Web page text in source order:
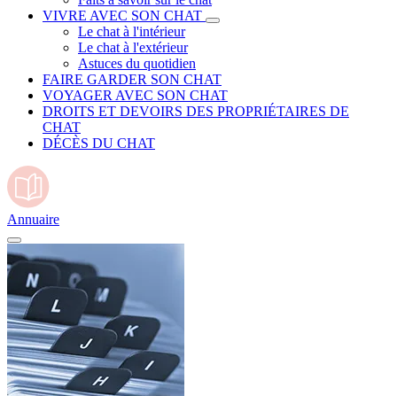
VIVRE AVEC SON CHAT
Le chat à l'intérieur
Le chat à l'extérieur
Astuces du quotidien
FAIRE GARDER SON CHAT
VOYAGER AVEC SON CHAT
DROITS ET DEVOIRS DES PROPRIÉTAIRES DE
CHAT
DÉCÈS DU CHAT
Annuaire